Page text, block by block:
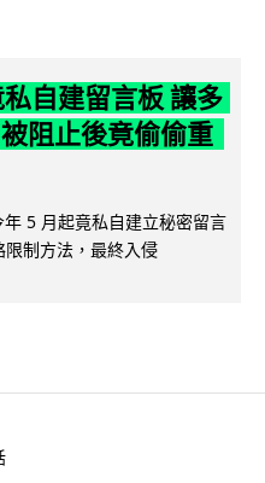
自建留言板 讓多
阻止後竟偷偷重
5 月起竟私自建立秘密留言
制方法，最終入侵